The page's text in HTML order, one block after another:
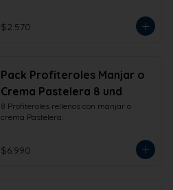
$2.570
Pack Profiteroles Manjar o
Crema Pastelera 8 und
8 Profiteroles rellenos con manjar o
crema Pastelera.
$6.990